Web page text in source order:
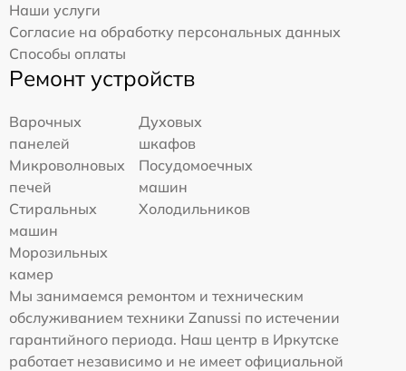
Наши услуги
Согласие на обработку персональных данных
Способы оплаты
Ремонт устройств
Варочных
панелей
Духовых
шкафов
Микроволновых
печей
Посудомоечных
машин
Стиральных
машин
Холодильников
Морозильных
камер
Мы занимаемся ремонтом и техническим
обслуживанием техники Zanussi по истечении
гарантийного периода. Наш центр в Иркутске
работает независимо и не имеет официальной